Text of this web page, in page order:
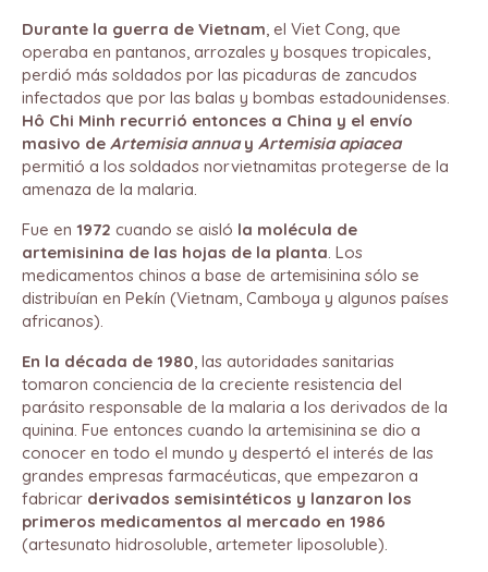
Durante la guerra de Vietnam , el Viet Cong, que
operaba en pantanos, arrozales y bosques tropicales,
perdió más soldados por las picaduras de zancudos
infectados que por las balas y bombas estadounidenses.
Hô Chi Minh recurrió entonces a China y el envío
masivo de Artemisia annua y Artemisia apiacea
permitió a los soldados norvietnamitas protegerse de la
amenaza de la malaria.
Fue en 1972 cuando se aisló la molécula de
artemisinina de las hojas de la planta . Los
medicamentos chinos a base de artemisinina sólo se
distribuían en Pekín (Vietnam, Camboya y algunos países
africanos).
En la década de 1980 , las autoridades sanitarias
tomaron conciencia de la creciente resistencia del
parásito responsable de la malaria a los derivados de la
quinina. Fue entonces cuando la artemisinina se dio a
conocer en todo el mundo y despertó el interés de las
grandes empresas farmacéuticas, que empezaron a
fabricar derivados semisintéticos y lanzaron los
primeros medicamentos al mercado en 1986
(artesunato hidrosoluble, artemeter liposoluble).